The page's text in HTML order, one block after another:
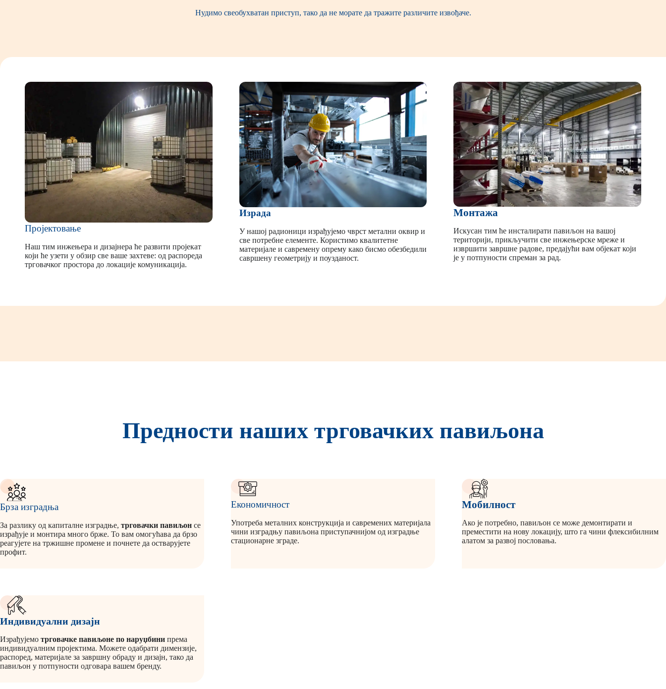
Нудимо свеобухватан приступ, тако да не морате да тражите различите извођаче.
Пројектовање
Наш тим инжењера и дизајнера ће развити пројекат
који ће узети у обзир све ваше захтеве: од распореда
трговачког простора до локације комуникација.
Израда
У нашој радионици израђујемо чврст метални оквир и
све потребне елементе. Користимо квалитетне
материјале и савремену опрему како бисмо обезбедили
савршену геометрију и поузданост.
Монтажа
Искусан тим ће инсталирати павиљон на вашој
територији, прикључити све инжењерске мреже и
извршити завршне радове, предајући вам објекат који
је у потпуности спреман за рад.
Предности наших трговачких павиљона
Брза изградња
За разлику од капиталне изградње, трговачки павиљон се
израђује и монтира много брже. То вам омогућава да брзо
реагујете на тржишне промене и почнете да остварујете
профит.
Економичност
Употреба металних конструкција и савремених материјала
чини изградњу павиљона приступачнијом од изградње
стационарне зграде.
Мобилност
Ако је потребно, павиљон се може демонтирати и
преместити на нову локацију, што га чини флексибилним
алатом за развој пословања.
Индивидуални дизајн
Израђујемо трговачке павиљоне по наруџбини према
индивидуалним пројектима. Можете одабрати димензије,
распоред, материјале за завршну обраду и дизајн, тако да
павиљон у потпуности одговара вашем бренду.